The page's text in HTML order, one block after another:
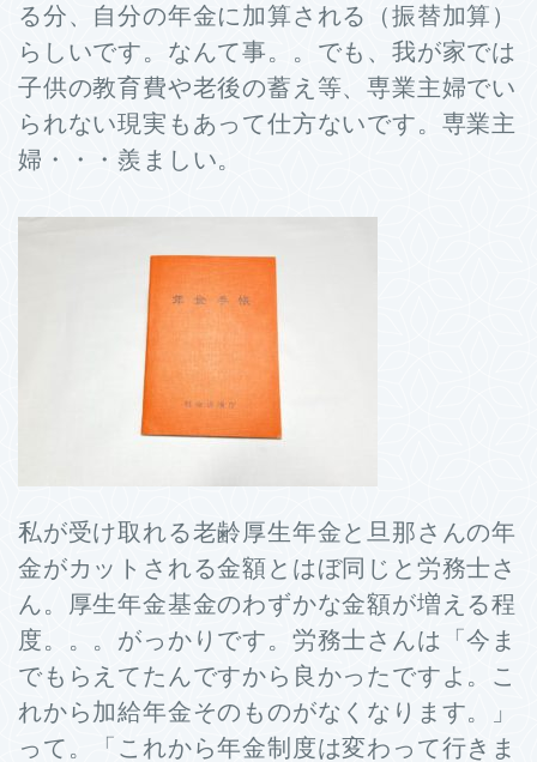
る分、自分の年金に加算される（振替加算）
らしいです。なんて事。。でも、我が家では
子供の教育費や老後の蓄え等、専業主婦でい
られない現実もあって仕方ないです。専業主
婦・・・羨ましい。
私が受け取れる老齢厚生年金と旦那さんの年
金がカットされる金額とはぼ同じと労務士さ
ん。厚生年金基金のわずかな金額が増える程
度。。。がっかりです。労務士さんは「今ま
でもらえてたんですから良かったですよ。こ
れから加給年金そのものがなくなります。」
って。「これから年金制度は変わって行きま